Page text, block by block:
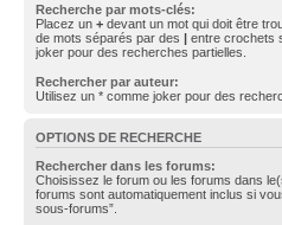
Recherche par mots-clés:
Placez un + devant un mot qui doit être
de mots séparés par des | entre crochets
joker pour des recherches partielles.
Rechercher par auteur:
Utilisez un * comme joker pour des
OPTIONS DE RECHERCHE
Rechercher dans les forums:
Choisissez le forum ou les forums dans
forums sont automatiquement inclus si
sous-forums”.